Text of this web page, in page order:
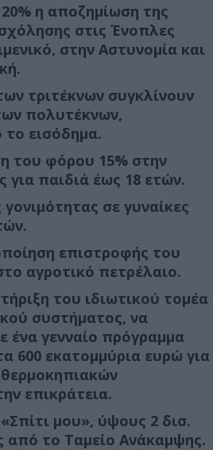
η αποζημίωση της
στις Ένοπλες
στην Αστυνομία και
τριτέκνων συγκλίνουν
πολυτέκνων,
εισόδημα.
του φόρου 15% στην
για παιδιά έως 18 ετών.
σε γυναίκες
επιστροφής του
αγροτικό πετρέλαιο.
του ιδιωτικού τομέα
συστήματος, να
ένα γενναίο πρόγραμμα
600 εκατομμύρια ευρώ για
επικράτεια.
μου», ύψους 2 δισ.
από το Ταμείο Ανάκαμψης.